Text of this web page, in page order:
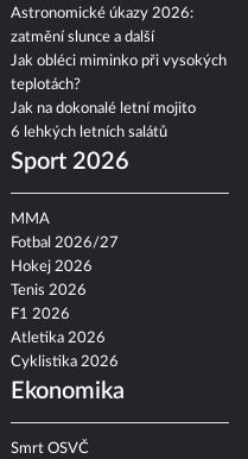
Astronomické úkazy 2026:
zatmění slunce a další
Jak obléci miminko při vysokých
teplotách?
Jak na dokonalé letní mojito
6 lehkých letních salátů
Sport 2026
MMA
Fotbal 2026/27
Hokej 2026
Tenis 2026
F1 2026
Atletika 2026
Cyklistika 2026
Ekonomika
Smrt OSVČ